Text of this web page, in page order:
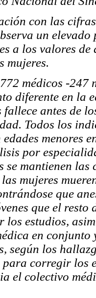
con las
un
a los valores
mujeres.
médicos -247
diferente en la
fallece antes de
Todos los
menores
por
se mantienen
mujeres
que
que el resto
los estudios,
en conjunto
según los
para corregir los
el colectivo